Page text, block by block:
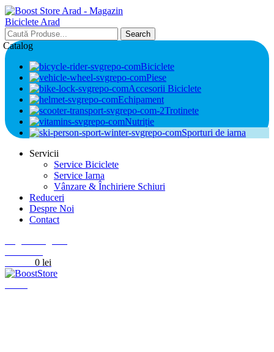
Search
Catalog
Biciclete
Piese
Accesorii Biciclete
Echipament
Trotinete
Nutriție
Sporturi de iarna
Servicii
Service Biciclete
Service Iarna
Vânzare & Închiriere Schiuri
Reduceri
Despre Noi
Contact
0 lei